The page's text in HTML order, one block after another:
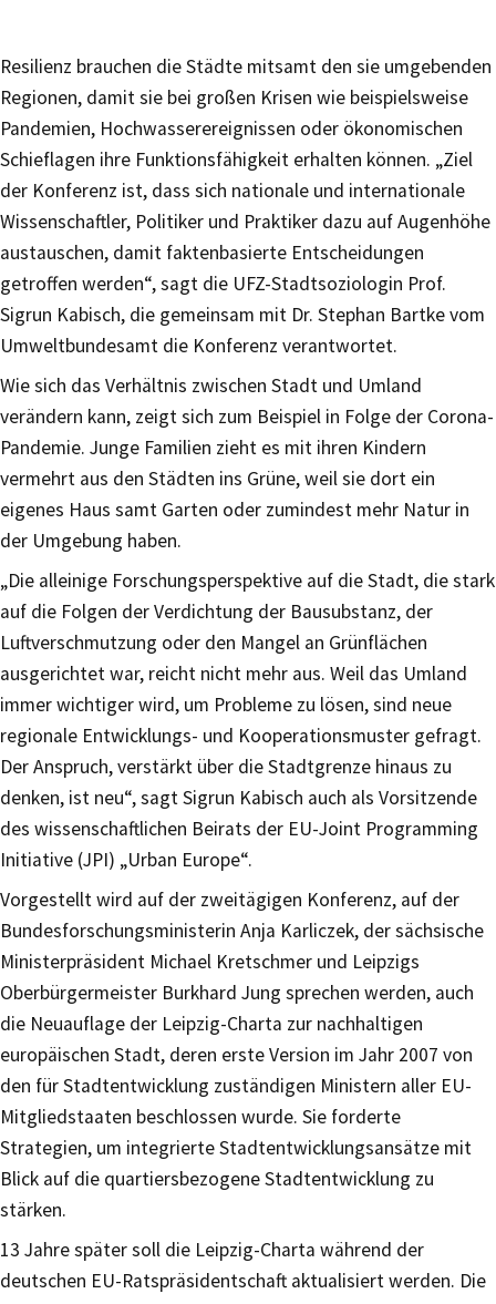
Resilienz brauchen die Städte mitsamt den sie umgebenden
Regionen, damit sie bei großen Krisen wie beispielsweise
Pandemien, Hochwasserereignissen oder ökonomischen
Schieflagen ihre Funktionsfähigkeit erhalten können. „Ziel
der Konferenz ist, dass sich nationale und internationale
Wissenschaftler, Politiker und Praktiker dazu auf Augenhöhe
austauschen, damit faktenbasierte Entscheidungen
getroffen werden“, sagt die UFZ-Stadtsoziologin Prof.
Sigrun Kabisch, die gemeinsam mit Dr. Stephan Bartke vom
Umweltbundesamt die Konferenz verantwortet.
Wie sich das Verhältnis zwischen Stadt und Umland
verändern kann, zeigt sich zum Beispiel in Folge der Corona-
Pandemie. Junge Familien zieht es mit ihren Kindern
vermehrt aus den Städten ins Grüne, weil sie dort ein
eigenes Haus samt Garten oder zumindest mehr Natur in
der Umgebung haben.
„Die alleinige Forschungsperspektive auf die Stadt, die stark
auf die Folgen der Verdichtung der Bausubstanz, der
Luftverschmutzung oder den Mangel an Grünflächen
ausgerichtet war, reicht nicht mehr aus. Weil das Umland
immer wichtiger wird, um Probleme zu lösen, sind neue
regionale Entwicklungs- und Kooperationsmuster gefragt.
Der Anspruch, verstärkt über die Stadtgrenze hinaus zu
denken, ist neu“, sagt Sigrun Kabisch auch als Vorsitzende
des wissenschaftlichen Beirats der EU-Joint Programming
Initiative (JPI) „Urban Europe“.
Vorgestellt wird auf der zweitägigen Konferenz, auf der
Bundesforschungsministerin Anja Karliczek, der sächsische
Ministerpräsident Michael Kretschmer und Leipzigs
Oberbürgermeister Burkhard Jung sprechen werden, auch
die Neuauflage der Leipzig-Charta zur nachhaltigen
europäischen Stadt, deren erste Version im Jahr 2007 von
den für Stadtentwicklung zuständigen Ministern aller EU-
Mitgliedstaaten beschlossen wurde. Sie forderte
Strategien, um integrierte Stadtentwicklungsansätze mit
Blick auf die quartiersbezogene Stadtentwicklung zu
stärken.
13 Jahre später soll die Leipzig-Charta während der
deutschen EU-Ratspräsidentschaft aktualisiert werden. Die